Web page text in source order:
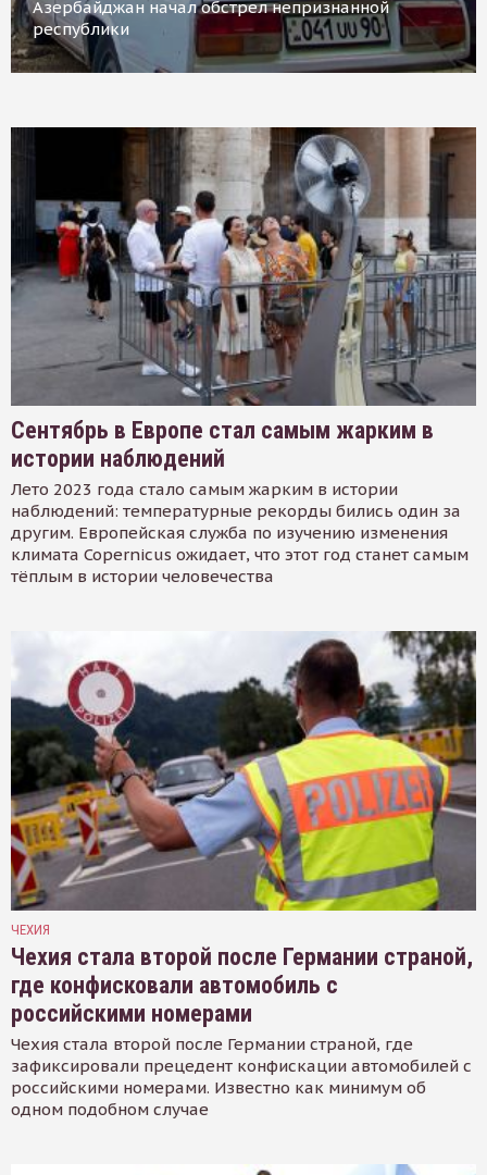
Азербайджан начал обстрел непризнанной
республики
Сентябрь в Европе стал самым жарким в
истории наблюдений
Лето 2023 года стало самым жарким в истории
наблюдений: температурные рекорды бились один за
другим. Европейская служба по изучению изменения
климата Copernicus ожидает, что этот год станет самым
тёплым в истории человечества
ЧЕХИЯ
Чехия стала второй после Германии страной,
где конфисковали автомобиль с
российскими номерами
Чехия стала второй после Германии страной, где
зафиксировали прецедент конфискации автомобилей с
российскими номерами. Известно как минимум об
одном подобном случае